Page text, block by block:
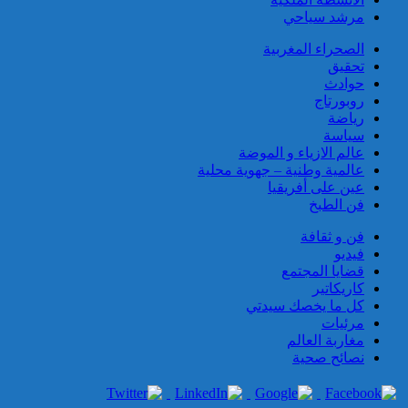
بطنجة المتوسط
إدارة السجن المحلي “عين السبع
1” تنفي مزاعم بخصوص تعرض
سجين لـ “محاولة التصفية
الجسدية”
للاشتباه في تورطهما في قضية
مرشد سياحي
الصحراء المغربية
تحقيق
حوادث
روبورتاج
رياضة
سياسة
عالم الازياء و الموضة
عالمية وطنية – جهوية محلية
عين على أفريقيا
فن الطبخ
فن و ثقافة
فيديو
قضايا المجتمع
كاريكاتير
كل ما يخصك سيدتي
مرئيات
مغاربة العالم
نصائح صحية